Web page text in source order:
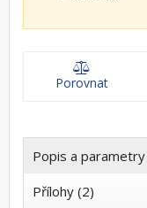
Porovnat
Popis a parametry
Přílohy (2)